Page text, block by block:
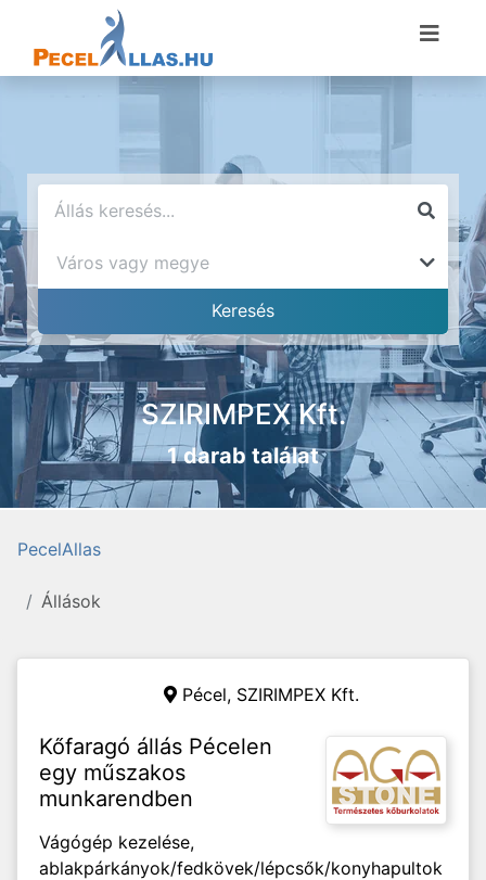
SZIRIMPEX Kft.
1 darab találat
PecelAllas
Állások
Pécel, SZIRIMPEX Kft.
Kőfaragó állás Pécelen
egy műszakos
munkarendben
Vágógép kezelése,
ablakpárkányok/fedkövek/lépcsők/konyhapultok